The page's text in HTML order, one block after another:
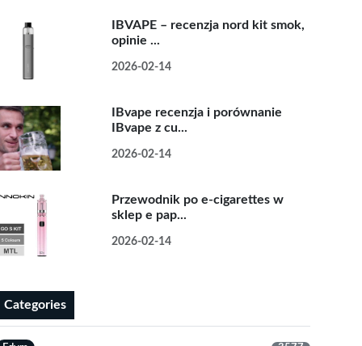
IBVAPE – recenzja nord kit smok,
opinie ...
2026-02-14
IBvape recenzja i porównanie
IBvape z cu...
2026-02-14
Przewodnik po e-cigarettes w
sklep e pap...
2026-02-14
Categories